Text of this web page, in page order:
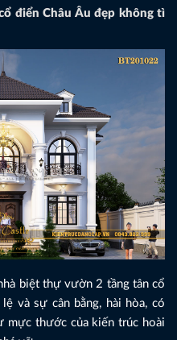
điển Châu Âu đẹp không tì
biệt thự vườn 2 tầng tân cổ
và sự cân bằng, hài hòa, có
mực thước của kiến trúc hoài